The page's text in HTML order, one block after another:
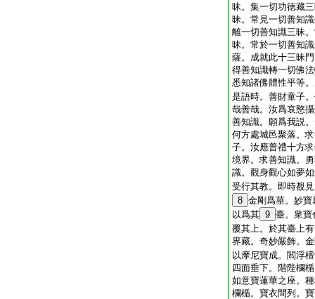
昧。集一切功徳藏
昧。常見一切善知
離一切善知識三昧
昧。常於一切善知
薩。成就此十三昧
得善知識轉一切佛
悉知諸佛體性平等
是語時。善財童子
哉善哉。汝爲哀愍
善知識。願爲我説
何方處城邑聚落。
子。汝應普禮十方
境界。求善知識。
識。觀身觀心如夢
受行其教。即時覩
8 金剛爲莖。妙
以爲其 9 臺。衆寶
覆其上。於其臺上
界藏。奇妙嚴飾。
以摩尼寶成。閻浮
四面垂下。階陛欄
如意寶蓮華之座。
欄楯。寶衣間列。